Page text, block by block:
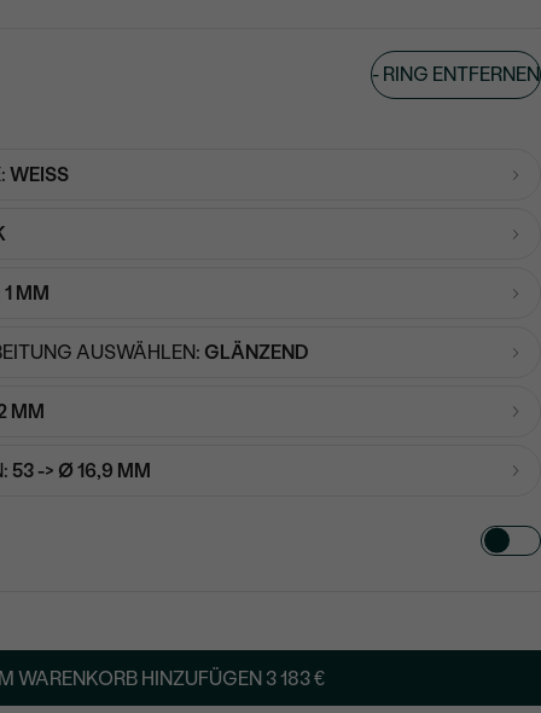
-RING ENTFERNEN
WEISS
1 MM
AUSWÄHLEN: GLÄNZEND
MM
53 -> Ø 16,9 MM
WARENKORB HINZUFÜGEN 3 183 €